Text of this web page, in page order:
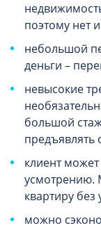
поэтому нет
небольшой
деньги –
невысокие
большой
предъявлять
клиент
усмотрению.
квартиру
можно